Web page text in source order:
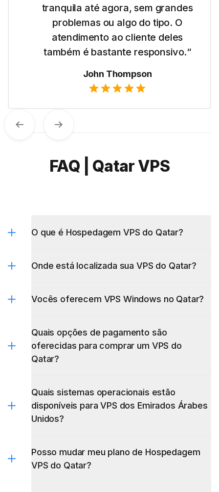
É simples de usar e gosto da
transparência nos preços.“
FAQ | Qatar VPS
Onde está localizada sua VPS do Qatar?
Vocês oferecem VPS Windows no Qatar?
Quais opções de pagamento são
Qatar?
Quais sistemas operacionais estão
Unidos?
Posso mudar meu plano de Hospedagem
Além do VPS do Qatar, quais outros VPS do